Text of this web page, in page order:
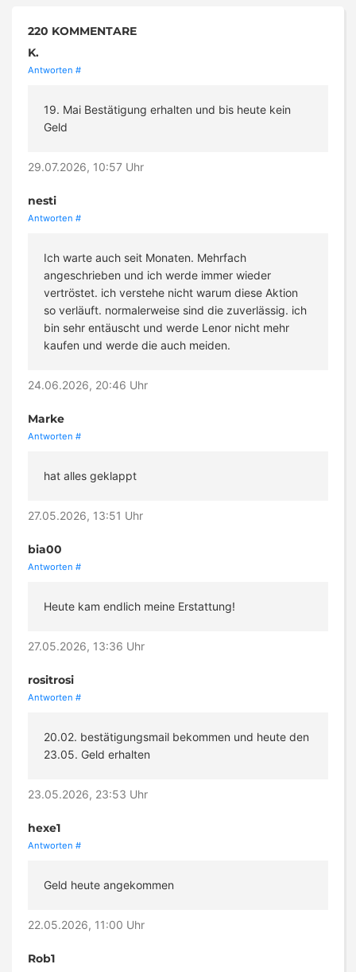
220 KOMMENTARE
K.
Antworten #
19. Mai Bestätigung erhalten und bis heute kein
Geld
29.07.2026, 10:57 Uhr
nesti
Antworten #
Ich warte auch seit Monaten. Mehrfach
angeschrieben und ich werde immer wieder
vertröstet. ich verstehe nicht warum diese Aktion
so verläuft. normalerweise sind die zuverlässig. ich
bin sehr entäuscht und werde Lenor nicht mehr
kaufen und werde die auch meiden.
24.06.2026, 20:46 Uhr
Marke
Antworten #
hat alles geklappt
27.05.2026, 13:51 Uhr
bia00
Antworten #
Heute kam endlich meine Erstattung!
27.05.2026, 13:36 Uhr
rositrosi
Antworten #
20.02. bestätigungsmail bekommen und heute den
23.05. Geld erhalten
23.05.2026, 23:53 Uhr
hexe1
Antworten #
Geld heute angekommen
22.05.2026, 11:00 Uhr
Rob1